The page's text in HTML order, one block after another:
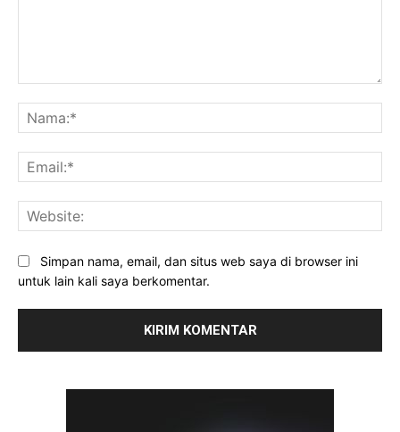
Simpan nama, email, dan situs web saya di browser ini
untuk lain kali saya berkomentar.